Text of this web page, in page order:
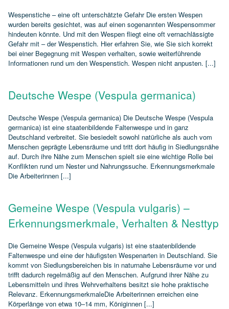
Wespenstiche – eine oft unterschätzte Gefahr Die ersten Wespen
wurden bereits gesichtet, was auf einen sogenannten Wespensommer
hindeuten könnte. Und mit den Wespen fliegt eine oft vernachlässigte
Gefahr mit – der Wespenstich. Hier erfahren Sie, wie Sie sich korrekt
bei einer Begegnung mit Wespen verhalten, sowie weiterführende
Informationen rund um den Wespenstich. Wespen nicht anpusten. [...]
Deutsche Wespe (Vespula germanica)
Deutsche Wespe (Vespula germanica) Die Deutsche Wespe (Vespula
germanica) ist eine staatenbildende Faltenwespe und in ganz
Deutschland verbreitet. Sie besiedelt sowohl natürliche als auch vom
Menschen geprägte Lebensräume und tritt dort häufig in Siedlungsnähe
auf. Durch ihre Nähe zum Menschen spielt sie eine wichtige Rolle bei
Konflikten rund um Nester und Nahrungssuche. Erkennungsmerkmale
Die Arbeiterinnen [...]
Gemeine Wespe (Vespula vulgaris) –
Erkennungsmerkmale, Verhalten & Nesttyp
Die Gemeine Wespe (Vespula vulgaris) ist eine staatenbildende
Faltenwespe und eine der häufigsten Wespenarten in Deutschland. Sie
kommt von Siedlungsbereichen bis in naturnahe Lebensräume vor und
trifft dadurch regelmäßig auf den Menschen. Aufgrund ihrer Nähe zu
Lebensmitteln und ihres Wehrverhaltens besitzt sie hohe praktische
Relevanz. ErkennungsmerkmaleDie Arbeiterinnen erreichen eine
Körperlänge von etwa 10–14 mm, Königinnen [...]